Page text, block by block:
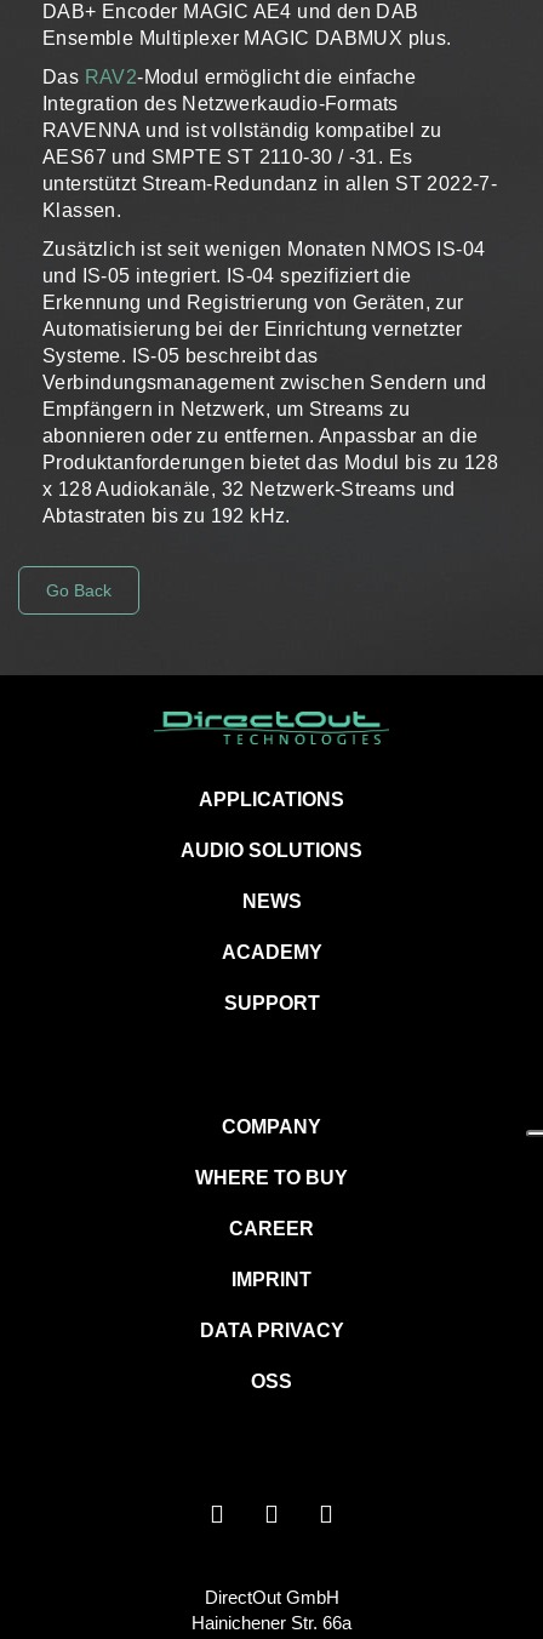
DAB+ Encoder MAGIC AE4 und den DAB
Ensemble Multiplexer MAGIC DABMUX plus.
Das RAV2-Modul ermöglicht die einfache
Integration des Netzwerkaudio-Formats
RAVENNA und ist vollständig kompatibel zu
AES67 und SMPTE ST 2110-30 / -31. Es
unterstützt Stream-Redundanz in allen ST 2022-7-
Klassen.
Zusätzlich ist seit wenigen Monaten NMOS IS-04
und IS-05 integriert. IS-04 spezifiziert die
Erkennung und Registrierung von Geräten, zur
Automatisierung bei der Einrichtung vernetzter
Systeme. IS-05 beschreibt das
Verbindungsmanagement zwischen Sendern und
Empfängern in Netzwerk, um Streams zu
abonnieren oder zu entfernen. Anpassbar an die
Produktanforderungen bietet das Modul bis zu 128
x 128 Audiokanäle, 32 Netzwerk-Streams und
Abtastraten bis zu 192 kHz.
Go Back
APPLICATIONS
AUDIO SOLUTIONS
NEWS
ACADEMY
SUPPORT
COMPANY
WHERE TO BUY
CAREER
IMPRINT
DATA PRIVACY
OSS
DirectOut GmbH
Hainichener Str. 66a